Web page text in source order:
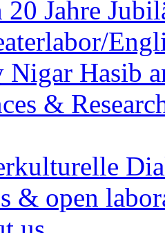
Jahre
Nigar Hasib
&
& open